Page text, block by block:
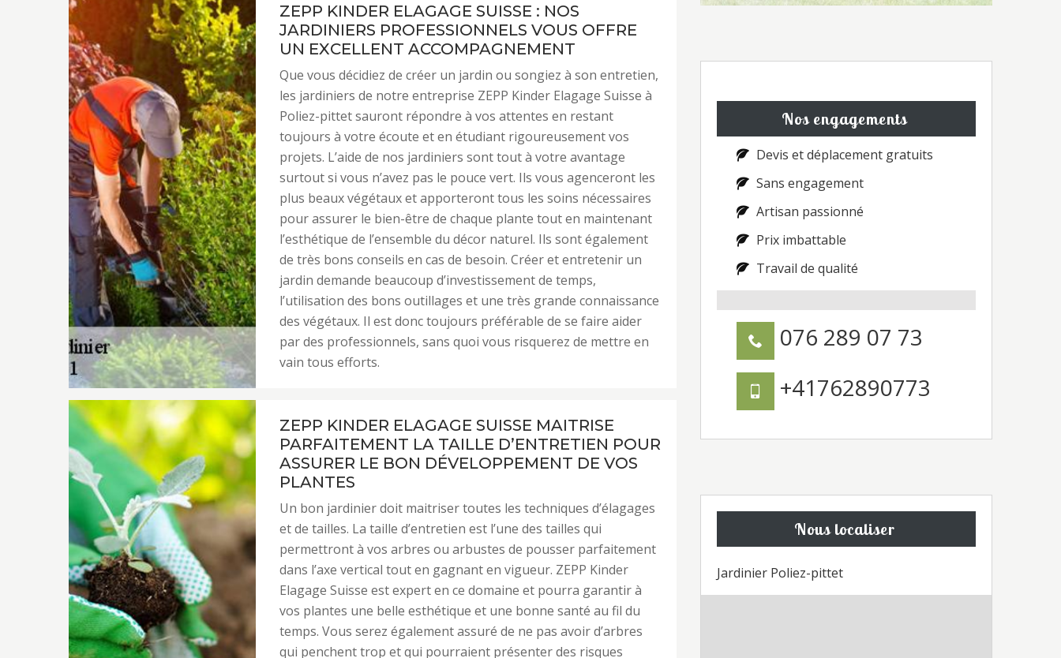
ZEPP KINDER ELAGAGE SUISSE : NOS
JARDINIERS PROFESSIONNELS VOUS OFFRE
UN EXCELLENT ACCOMPAGNEMENT
Que vous décidiez de créer un jardin ou songiez à son entretien,
les jardiniers de notre entreprise ZEPP Kinder Elagage Suisse à
Poliez-pittet sauront répondre à vos attentes en restant
toujours à votre écoute et en étudiant rigoureusement vos
projets. L’aide de nos jardiniers sont tout à votre avantage
surtout si vous n’avez pas le pouce vert. Ils vous agenceront les
plus beaux végétaux et apporteront tous les soins nécessaires
pour assurer le bien-être de chaque plante tout en maintenant
l’esthétique de l’ensemble du décor naturel. Ils sont également
de très bons conseils en cas de besoin. Créer et entretenir un
jardin demande beaucoup d’investissement de temps,
l’utilisation des bons outillages et une très grande connaissance
des végétaux. Il est donc toujours préférable de se faire aider
par des professionnels, sans quoi vous risquerez de mettre en
vain tous efforts.
ZEPP KINDER ELAGAGE SUISSE MAITRISE
PARFAITEMENT LA TAILLE D’ENTRETIEN POUR
ASSURER LE BON DÉVELOPPEMENT DE VOS
PLANTES
Un bon jardinier doit maitriser toutes les techniques d’élagages
et de tailles. La taille d’entretien est l’une des tailles qui
permettront à vos arbres ou arbustes de pousser parfaitement
dans l’axe vertical tout en gagnant en vigueur. ZEPP Kinder
Elagage Suisse est expert en ce domaine et pourra garantir à
vos plantes une belle esthétique et une bonne santé au fil du
temps. Vous serez également assuré de ne pas avoir d’arbres
qui penchent trop et qui pourraient présenter des risques
Nos engagements
Devis et déplacement gratuits
Sans engagement
Artisan passionné
Prix imbattable
Travail de qualité
076 289 07 73
+41762890773
Nous localiser
Jardinier Poliez-pittet